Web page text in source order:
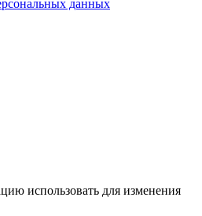
данных
использовать для изменения